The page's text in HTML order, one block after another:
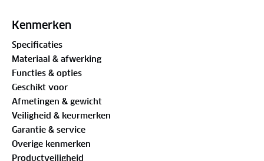
Natuurlijk gaat het met wind mee nog gemakkelijker
ondersteuning. De automaat schakelt vanzelf naar
de hogere of lagere versnelling als de
omslagsnelheid (ca 15 km/u) is bereikt.
De mechanische schijfremmen in het voor- en
achterwiel zijn uitstekend in staat om onder alle
omstandigheden snel en veilig af te remmen. De 13
Ah accu is keurig opgenomen in het solide
aluminium frame met de aangelaste bagagedrager.
Kenmerken
Specificaties
Materiaal & afwerking
Functies & opties
Geschikt voor
Afmetingen & gewicht
Veiligheid & keurmerken
Garantie & service
Overige kenmerken
Productveiligheid